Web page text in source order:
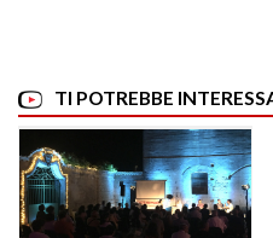
TI POTREBBE